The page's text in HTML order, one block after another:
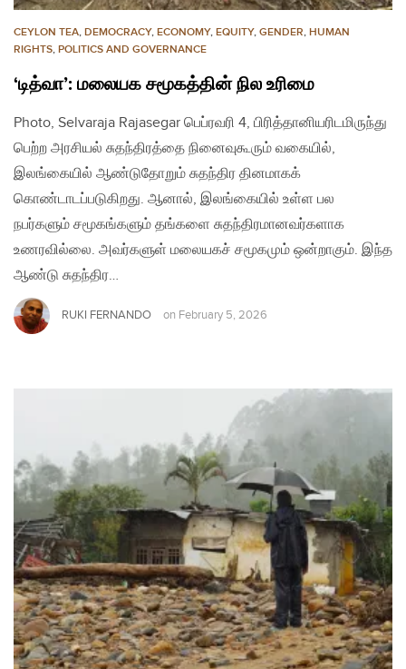
CEYLON TEA, DEMOCRACY, ECONOMY, EQUITY, GENDER, HUMAN
RIGHTS, POLITICS AND GOVERNANCE
‘டித்வா’: மலையக சமூகத்தின் நில உரிமை
Photo, Selvaraja Rajasegar பெப்ரவரி 4, பிரித்தானியரிடமிருந்து
பெற்ற அரசியல் சுதந்திரத்தை நினைவுகூரும் வகையில்,
இலங்கையில் ஆண்டுதோறும் சுதந்திர தினமாகக்
கொண்டாடப்படுகிறது. ஆனால், இலங்கையில் உள்ள பல
நபர்களும் சமூகங்களும் தங்களை சுதந்திரமானவர்களாக
உணரவில்லை. அவர்களுள் மலையகச் சமூகமும் ஒன்றாகும். இந்த
ஆண்டு சுதந்திர…
RUKI FERNANDO on February 5, 2026